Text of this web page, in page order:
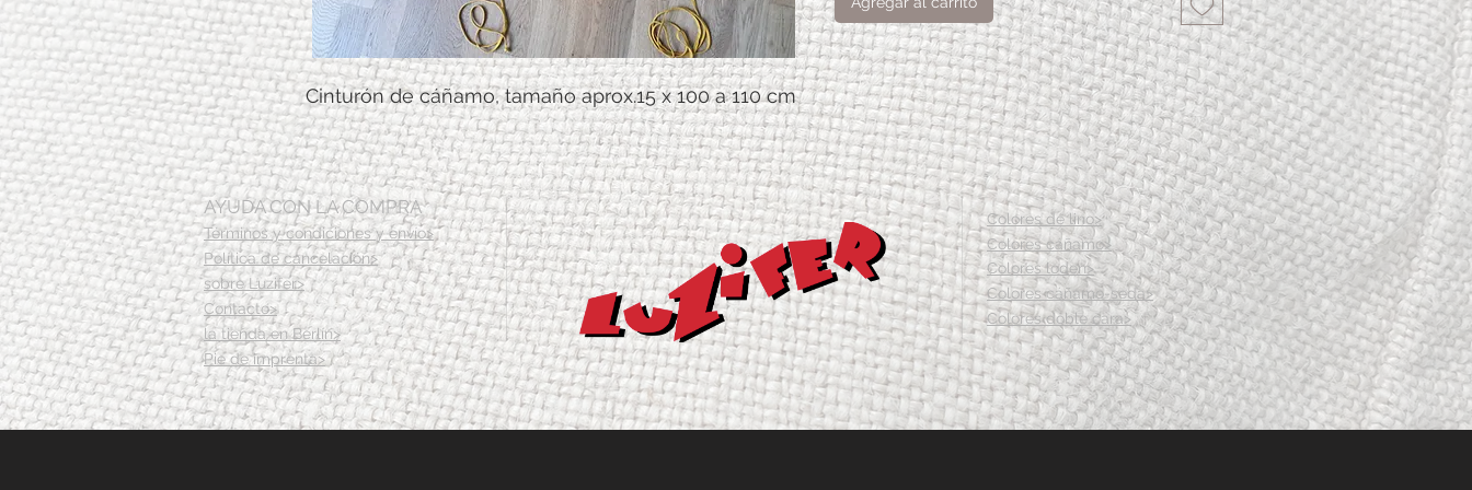
Cinturón de cáñamo, tamaño aprox.15 x 100 a 110 cm
AYUDA CON LA COMPRA
Términos y condiciones y envío>
Política de cancelación>
sobre Luzifer>
Contacto>
la tienda en Berlín>
Pie de imprenta>
Colores de lino>
Colores cáñamo>
Colores loden>
Colores cáñamo-seda>
Colores doble cara>